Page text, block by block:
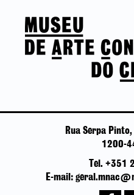
Rua Serpa
1200-
Tel. +351
E-mail: